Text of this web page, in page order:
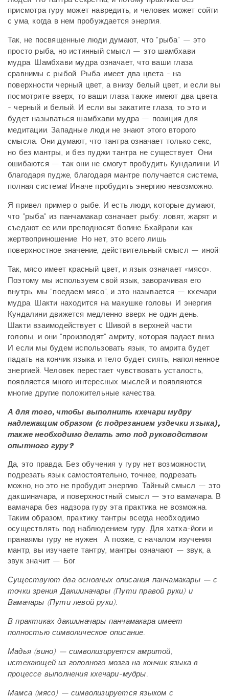
присмотра гуру может навредить, и человек может сойти
с ума, когда в нем пробуждается энергия.
Так, не посвященные люди думают, что "рыба" — это
просто рыба, но истинный смысл — это шамбхави
мудра. Шамбхави мудра означает, что ваши глаза
сравнимы с рыбой. Рыба имеет два цвета - на
поверхности черный цвет, а внизу белый цвет, и если вы
посмотрите вверх, то ваши глаза также имеют два цвета
- черный и белый. И если вы закатите глаза, то это и
будет называться шамбхави мудра — позиция для
медитации. Западные люди не знают этого второго
смысла. Они думают, что тантра означает только секс,
но без мантры, и без пуджи тантра не существует. Они
ошибаются — так они не смогут пробудить Кундалини. И
благодаря пудже, благодаря мантре получается система,
полная система! Иначе пробудить энергию невозможно.
Я привел пример о рыбе. И есть люди, которые думают,
что "рыба" из панчамакар означает рыбу: ловят, жарят и
съедают ее или преподносят богине Бхайрави как
жертвоприношение. Но нет, это всего лишь
поверхностное значение, действительный смысл — иной!
Так, мясо имеет красный цвет, и язык означает «мясо».
Поэтому мы используем свой язык, заворачивая его
внутрь, мы "поедаем мясо", и это называется — кхечари
мудра. Шакти находится на макушке головы. И энергия
Кундалини движется медленно вверх не один день.
Шакти взаимодействует с Шивой в верхней части
головы, и они "производят" амриту, которая падает вниз.
И если мы будем использовать язык, то амрита будет
падать на кончик языка и тело будет сиять, наполненное
энергией. Человек перестает чувствовать усталость,
появляется много интересных мыслей и появляются
многие другие положительные качества.
А для того, чтобы выполнить кхечари мудру
надлежащим образом (с подрезанием уздечки языка),
также необходимо делать это под руководством
опытного гуру?
Да, это правда. Без обучения у гуру нет возможности,
подрезать язык самостоятельно, точнее, подрезать
можно, но это не пробудит энергию. Тайный смысл — это
дакшиначара, и поверхностный смысл — это вамачара. В
вамачара без надзора гуру эта практика не возможна.
Таким образом, практику тантры всегда необходимо
осуществлять под наблюдением гуру. Для хатха-йоги и
пранаямы гуру не нужен. А позже, с началом изучения
мантр, вы изучаете тантру, мантры означают — звук, а
звук значит — Бог.
Существуют два основных описания панчамакары — с
точки зрения Дакшиначары (Пути правой руки) и
Вамачары (Пути левой руки).
В практиках дакшиначары панчамакара имеет
полностью символическое описание.
Мадья (вино) — символизируется амритой,
истекающей из головного мозга на кончик языка в
процессе выполнения кхечари-мудры.
Мамса (мясо) — символизируется языком с